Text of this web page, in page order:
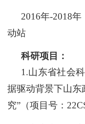
2016年-2018
动站
科研项目：
1.山东省社会
据驱动背景下山东
究”（项目号：